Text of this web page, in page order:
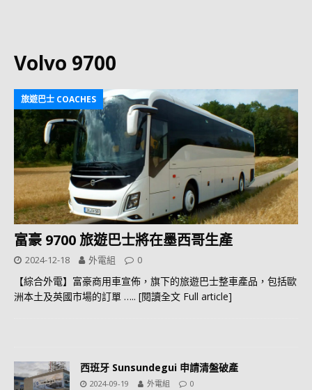
Volvo 9700
旅遊巴士 COACHES
富豪 9700 旅遊巴士將在墨西哥生產
2024-12-18 外電組 0
【綜合外電】富豪商用車宣佈，旗下的旅遊巴士整車產品，包括歐
洲本土及英國市場的訂單 ….. [閱讀全文 Full article]
西班牙 Sunsundegui 申請清盤破產
2024-09-19 外電組 0